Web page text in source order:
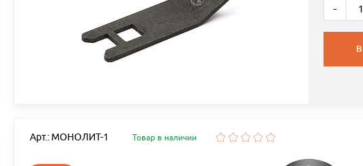
-
Арт.: МОНОЛИТ-1 Товар в наличии